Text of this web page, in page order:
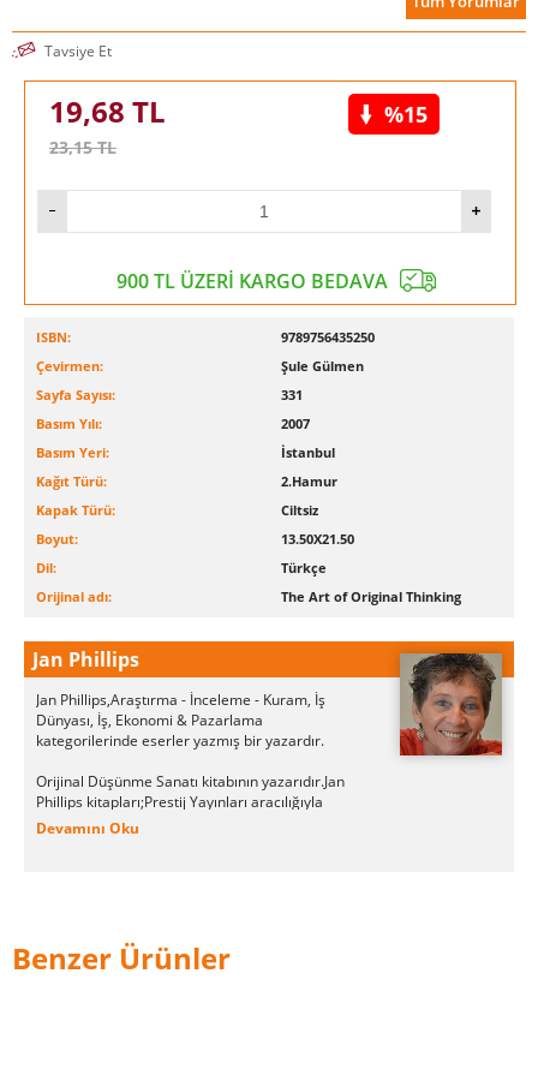
Tavsiye Et
19,68 TL
23,15TL
%15
900 TL ÜZERİ KARGO BEDAVA
ISBN:
9789756435250
Çevirmen:
Şule Gülmen
Sayfa Sayısı:
331
Basım Yılı:
2007
Basım Yeri:
İstanbul
Kağıt Türü:
2.Hamur
Kapak Türü:
Ciltsiz
Boyut:
13.50X21.50
Dil:
Türkçe
Orijinal adı:
The Art of Original Thinking
Jan Phillips
Jan Phillips,Araştırma - İnceleme - Kuram, İş
Dünyası, İş, Ekonomi & Pazarlama
kategorilerinde eserler yazmış bir yazardır.
Orijinal Düşünme Sanatı kitabının yazarıdır.Jan
Phillips kitapları;Prestij Yayınları aracılığıyla
kitapseverlerle buluşmuştur.
Devamını Oku
Benzer Ürünler